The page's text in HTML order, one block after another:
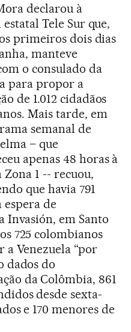
declarou à
Tele Sur que,
primeiros dois dias
manteve
o consulado da
para propor a
de 1.012 cidadãos
Mais tarde, em
semanal de
– que
apenas 48 horas à
1 -- recuou,
que havia 791
espera de
Invasión, em Santo
725 colombianos
Venezuela “por
dados do
da Colômbia, 861
desde sexta-
e 170 menores de